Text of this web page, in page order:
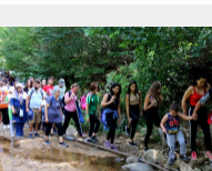
aday adaylığı için şu ana
4 ismin açıklandığı CHP’de
gün yaşanan gelişme,
en eski diş
olan...